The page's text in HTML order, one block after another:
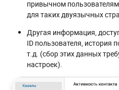
привычном
для таких двуязычных
Другая информация,
ID пользователя, история
т.д. (сбор этих данных
настроек).